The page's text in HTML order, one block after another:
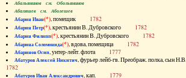
Абальянинов см. Обольянинов
Абаляшев см. Аболешев
Абарин Иван(*), помещик 1782
Абарин Петр(*), крестьянин В. Дубровского 1782
Абарин Филипп(*), крестьянин В. Дубровского 1782
Абарина Соломонида(*), вдова, помещица 1782
Абаринов Осип, унтер-лейт. флота 1777
Абатуров Алексей Никитич, фурьер лейб-гв. Преображ. полка, сын
1782
Абатуров Иван Александрович, кап. 1779